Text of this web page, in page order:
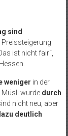
sind
Das ist nicht fair“,
weniger in der
wurde durch
nicht neu, aber
deutlich